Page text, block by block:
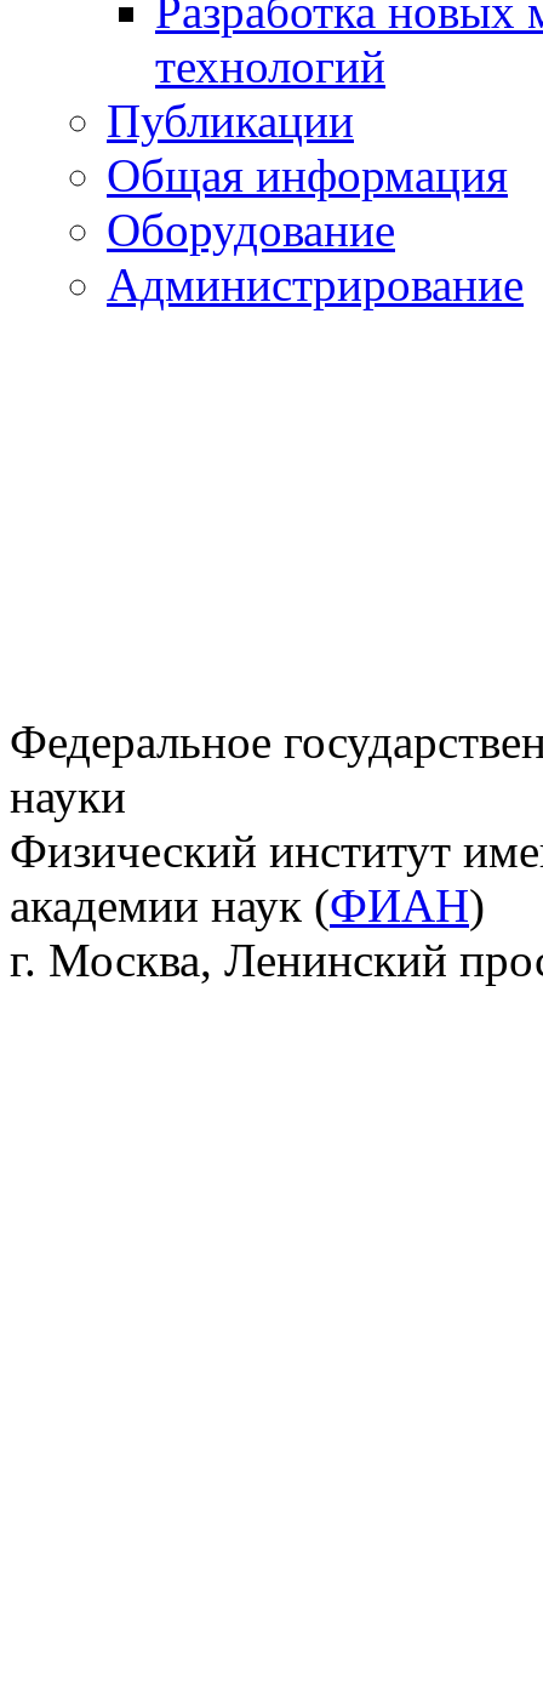
Разработка новых
технологий
Публикации
Общая информация
Оборудование
Администрирование
Федеральное
науки
Физический институт
академии наук (ФИАН)
г. Москва, Ленинский